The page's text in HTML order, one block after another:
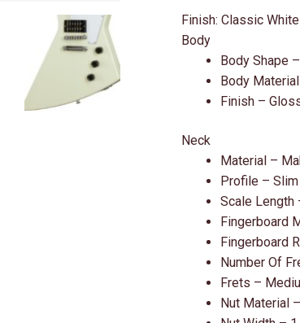
WHITE
MÄNGD
Finish: Classic White
Body
Body Shape
Body
Finish –
Neck
Material –
Profile – Slim
Scale Length
Fingerboard
Fingerboard
Number Of
Frets –
Nut Material